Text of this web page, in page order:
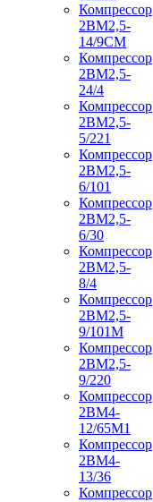
Компрессор
2ВМ2,5-
14/9СМ
Компрессор
2ВМ2,5-
24/4
Компрессор
2ВМ2,5-
5/221
Компрессор
2ВМ2,5-
6/101
Компрессор
2ВМ2,5-
6/30
Компрессор
2ВМ2,5-
8/4
Компрессор
2ВМ2,5-
9/101М
Компрессор
2ВМ2,5-
9/220
Компрессор
2ВМ4-
12/65М1
Компрессор
2ВМ4-
13/36
Компрессор